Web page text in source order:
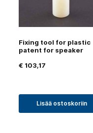
Fixing tool for plastic
patent for speaker
€ 103,17
Lisää ostoskoriin